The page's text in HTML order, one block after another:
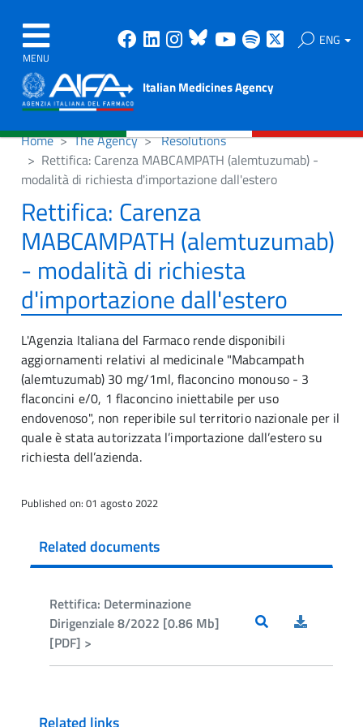
MENU
Facebook
Linkedin
Instagram
Bluesky
Youtube
Spotify ENG
Italian Medicines Agency
Home The Agency
Resolutions
Rettifica: Carenza MABCAMPATH (alemtuzumab) -
modalità di richiesta d'importazione dall'estero
Rettifica: Carenza
MABCAMPATH (alemtuzumab)
- modalità di richiesta
d'importazione dall'estero
L'Agenzia Italiana del Farmaco rende disponibili
aggiornamenti relativi al medicinale "Mabcampath
(alemtuzumab) 30 mg/1ml, flaconcino monouso - 3
flaconcini e/0, 1 flaconcino iniettabile per uso
endovenoso", non reperibile sul territorio nazionale per il
quale è stata autorizzata l’importazione dall’estero su
richiesta dell’azienda.
Published on: 01 agosto 2022
Related documents
Rettifica: Determinazione
Dirigenziale 8/2022 [0.86 Mb]
[PDF] >
Related links